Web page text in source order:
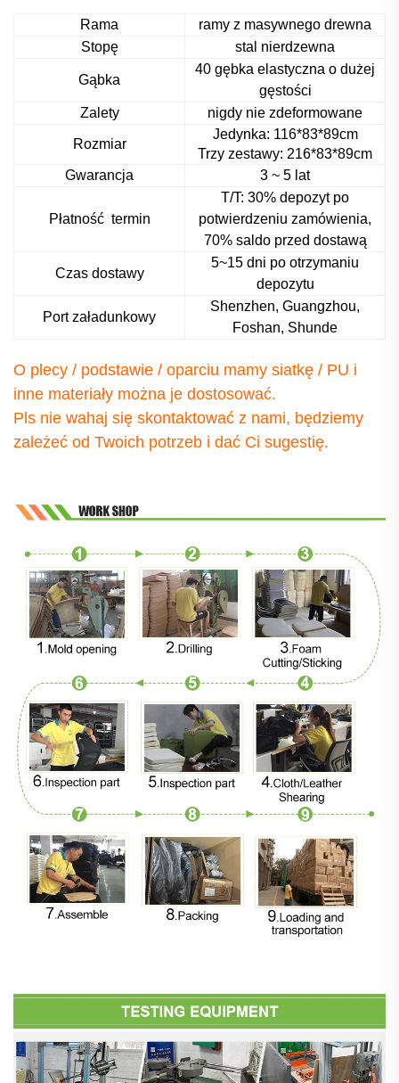
Rama
ramy z masywnego drewna
Stopę
stal nierdzewna
Gąbka
40 gębka elastyczna o dużej
gęstości
Zalety
nigdy nie zdeformowane
Rozmiar
Jedynka: 116*83*89cm
Trzy zestawy: 216*83*89cm
Gwarancja
3 ~ 5 lat
Płatność termin
T/T: 30% depozyt po
potwierdzeniu zamówienia,
70% saldo przed dostawą
Czas dostawy
5~15 dni po otrzymaniu
depozytu
Port załadunkowy
Shenzhen, Guangzhou,
Foshan, Shunde
O plecy / podstawie / oparciu mamy siatkę / PU i
inne materiały można je dostosować.
Pls nie wahaj się skontaktować z nami, będziemy
zależeć od Twoich potrzeb i dać Ci sugestię.